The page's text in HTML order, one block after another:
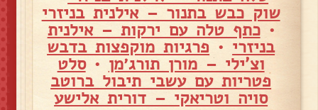
שוק כבש בתנור – אילנית בניזרי
•כתף טלה עם ירקות – אילנית
בניזרי • פרגיות מוקפצות בדבש
וצ'ילי – מורן תורג׳מן •סלט
פטריות עם עשבי תיבול ברוטב
סויה וטריאקי – דורית אלישע